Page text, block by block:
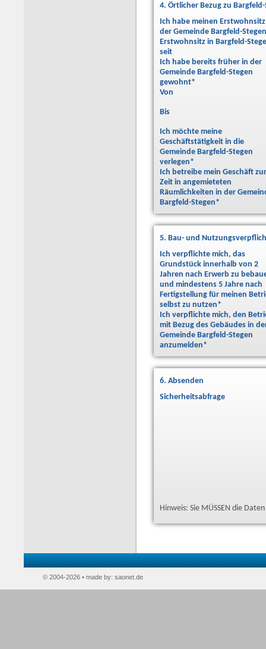
4. Örtlicher Bezug zu
Ich habe meinen
der Gemeinde Bargfeld-Stegen
Erstwohnsitz in Bargfeld-
seit
Ich habe bereits früher in der
Gemeinde Bargfeld-Stegen
gewohnt*
Von
Bis
Ich möchte meine
Geschäftstätigkeit in die
Gemeinde Bargfeld-Stegen
verlegen*
Ich betreibe mein Geschäft zur
Zeit in angemieteten
Räumlichkeiten in der
Bargfeld-Stegen*
5. Bau- und
Ich verpflichte mich, das
Grundstück innerhalb von 2
Jahren nach Erwerb zu
und mindestens 5 Jahre nach
Fertigstellung für meinen
selbst zu nutzen*
Ich verpflichte mich, den
mit Bezug des Gebäudes in
Gemeinde Bargfeld-Stegen
anzumelden*
6. Absenden
Sicherheitsabfrage
Hinweis: Sie MÜSSEN die
© 2004-2026 • made by: saonet.de